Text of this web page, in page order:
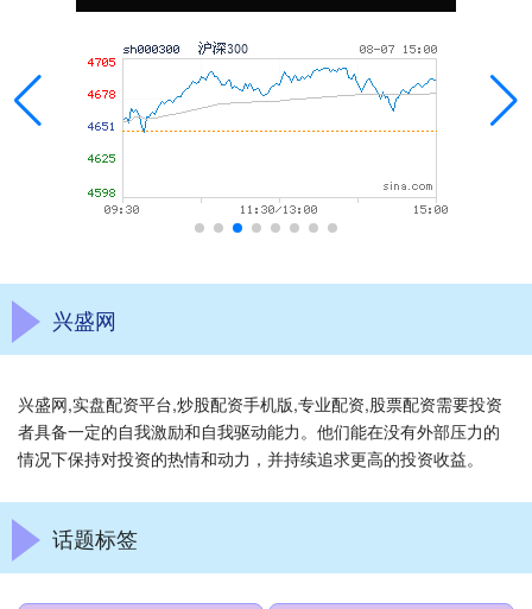
兴盛网
兴盛网,实盘配资平台,炒股配资手机版,专业配资,股票配资需要投资
者具备一定的自我激励和自我驱动能力。他们能在没有外部压力的
情况下保持对投资的热情和动力，并持续追求更高的投资收益。
话题标签